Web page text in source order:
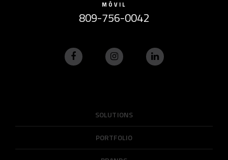
MÓVIL
809-756-0042
SOLUTIONS
PORTFOLIO